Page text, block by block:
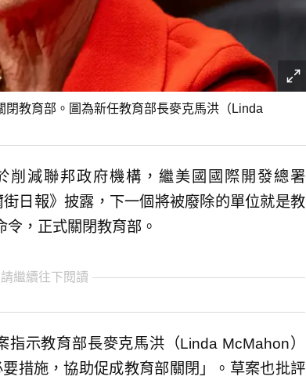
教育部。圖為新任教育部長麥克馬洪（Linda
削減聯邦政府機構，繼美國國際開發總署
日報》披露，下一個將被廢除的單位就是教
，正式關閉教育部。
繼續往下閱讀
示教育部長麥克馬洪（Linda McMahon）
措施，協助促成教育部關閉」。草案也批評